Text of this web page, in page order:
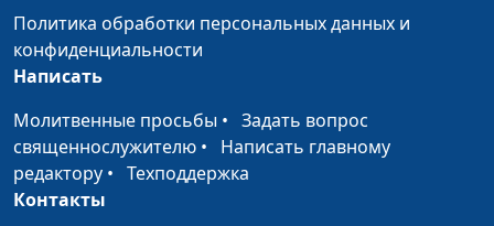
священнослужитель
Зачем мне ходить в
церковь?
священнослужитель
Кого нельзя
приветствовать и пускать в
дом
Юлия Синицына,
Политика обработки персональных данных и
конфиденциальности
Написать
Молитвенные просьбы • Задать вопрос
священнослужителю • Написать главному
редактору • Техподдержка
Контакты